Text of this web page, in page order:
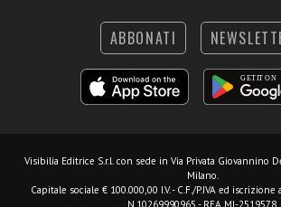
ABBONATI
Visibilia Editrice S.r.l. con sede in Via Privata Giovannino
Milano.
Capitale sociale € 100.000,00 I.V. - C.F./P.IVA ed iscrizione